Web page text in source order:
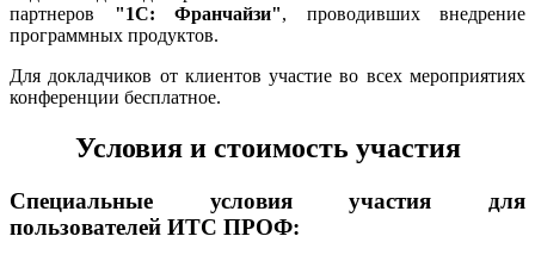
партнеров "1С: Франчайзи", проводивших внедрение
программных продуктов.
Для докладчиков от клиентов участие во всех мероприятиях
конференции бесплатное.
Условия и стоимость участия
Специальные условия участия для
пользователей ИТС ПРОФ: